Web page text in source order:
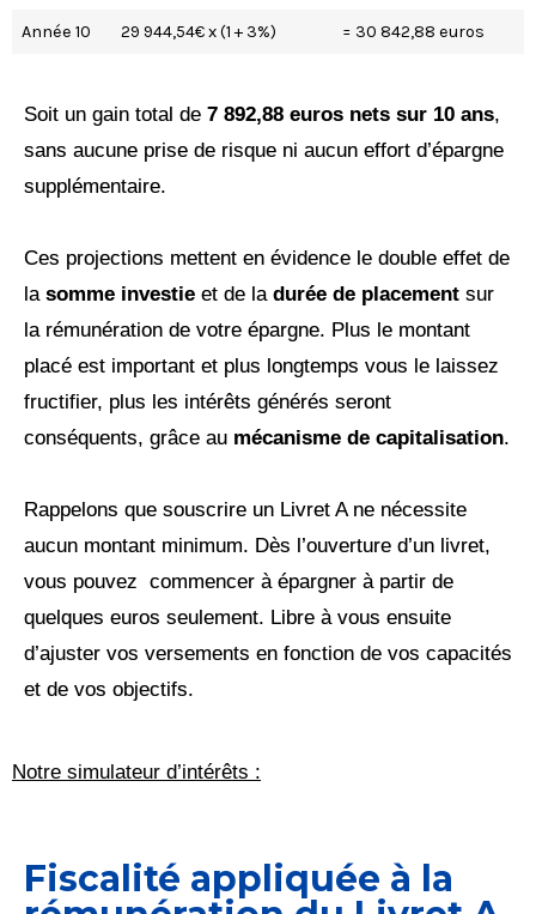
Année 10 29 944,54€ x (1 + 3%) = 30 842,88 euros
Soit un gain total de 7 892,88 euros nets sur 10 ans,
sans aucune prise de risque ni aucun effort d’épargne
supplémentaire.
Ces projections mettent en évidence le double effet de
la somme investie et de la durée de placement sur
la rémunération de votre épargne. Plus le montant
placé est important et plus longtemps vous le laissez
fructifier, plus les intérêts générés seront
conséquents, grâce au mécanisme de capitalisation.
Rappelons que souscrire un Livret A ne nécessite
aucun montant minimum. Dès l’ouverture d’un livret,
vous pouvez commencer à épargner à partir de
quelques euros seulement. Libre à vous ensuite
d’ajuster vos versements en fonction de vos capacités
et de vos objectifs.
Notre simulateur d’intérêts :
Fiscalité appliquée à la